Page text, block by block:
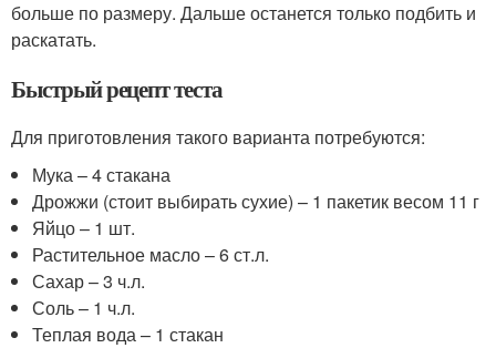
больше по размеру. Дальше останется только подбить и
раскатать.
Быстрый рецепт теста
Для приготовления такого варианта потребуются:
Мука – 4 стакана
Дрожжи (стоит выбирать сухие) – 1 пакетик весом 11 г
Яйцо – 1 шт.
Растительное масло – 6 ст.л.
Сахар – 3 ч.л.
Соль – 1 ч.л.
Теплая вода – 1 стакан